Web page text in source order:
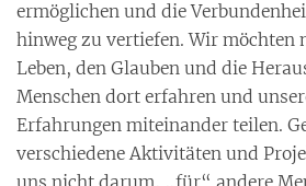
ermöglichen und die
hinweg zu vertiefen. Wir möchten
Leben, den Glauben und die
Menschen dort erfahren und
Erfahrungen miteinander teilen.
verschiedene Aktivitäten und